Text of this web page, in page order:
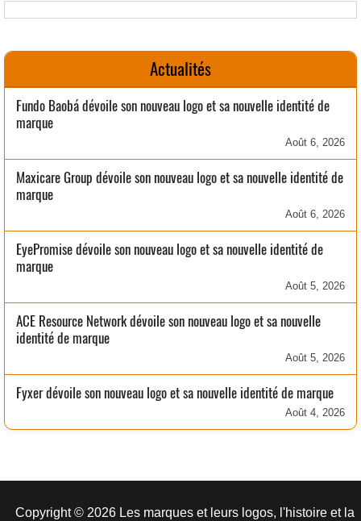
Actualités
Fundo Baobá dévoile son nouveau logo et sa nouvelle identité de
marque
Août 6, 2026
Maxicare Group dévoile son nouveau logo et sa nouvelle identité de
marque
Août 6, 2026
EyePromise dévoile son nouveau logo et sa nouvelle identité de
marque
Août 5, 2026
ACE Resource Network dévoile son nouveau logo et sa nouvelle
identité de marque
Août 5, 2026
Fyxer dévoile son nouveau logo et sa nouvelle identité de marque
Août 4, 2026
Copyright © 2026 Les marques et leurs logos, l'histoire et la